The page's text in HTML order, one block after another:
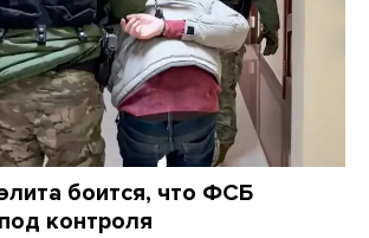
боится, что ФСБ
контроля